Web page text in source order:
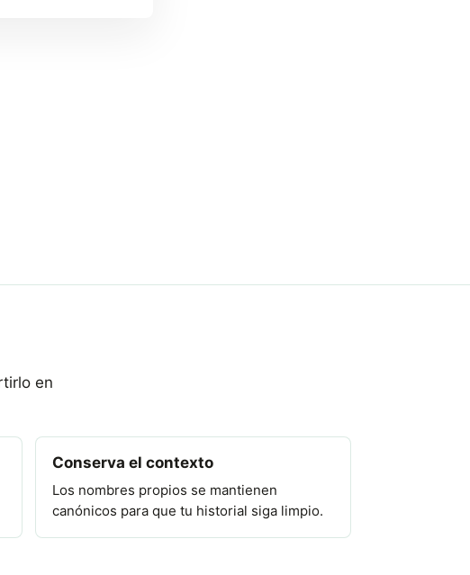
en
Conserva el contexto
Los nombres propios se mantienen
canónicos para que tu historial siga limpio.